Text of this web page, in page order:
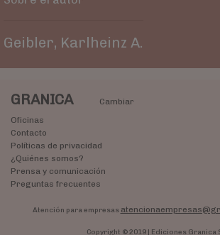
Geibler, Karlheinz A.
GRANICA
Cambiar
Oficinas
Contacto
Políticas de privacidad
¿Quiénes somos?
Prensa y comunicación
Preguntas frecuentes
Atención para empresas
Copyright © 2019 | Ediciones Granica